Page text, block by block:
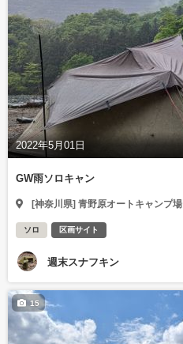
2022年5月01日
GW雨ソロキャン
[神奈川県] 青野原オートキャンプ場
ソロ 区画サイト
週末スナフキン
15